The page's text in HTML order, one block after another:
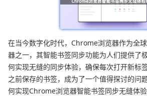
在当今数字化时代，Chrome浏览器作为全
器之一，其智能书签同步功能为人们提供了
何实现无缝的同步体验，确保每次打开新标
之前保存的书签，成为了一个值得探讨的问
何实现Chrome浏览器智能书签同步无缝体验